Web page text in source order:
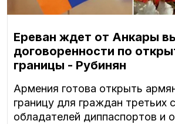
Ереван ждет от Анкары
договоренности по
границы - Рубинян
Армения готова открыть
границу для граждан третьих
обладателей диппаспортов и